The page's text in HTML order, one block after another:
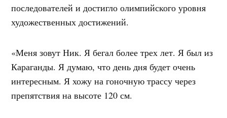
последователей и достигло олимпийского уровня
художественных достижений.
«Меня зовут Ник. Я бегал более трех лет. Я был из
Караганды. Я думаю, что день дня будет очень
интересным. Я хожу на гоночную трассу через
препятствия на высоте 120 см.